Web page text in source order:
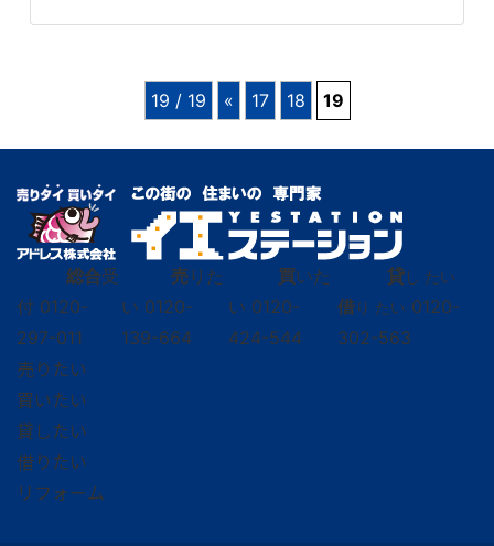
19 / 19 « 17 18 19
総合受
付 0120-
297-011
売りた
い 0120-
139-664
買いた
い 0120-
424-544
貸し たい
借り たい 0120-
302-563
売りたい
買いたい
貸したい
借りたい
リフォーム